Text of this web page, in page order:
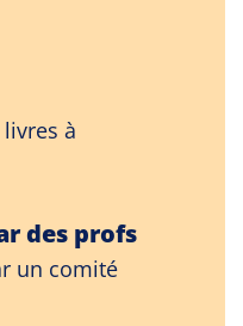
livres à
des profs
un comité